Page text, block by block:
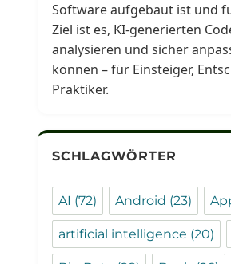
Software aufgebaut ist und
Ziel ist es, KI-generierten
analysieren und sicher
können – für Einsteiger,
Praktiker.
SCHLAGWÖRTER
AI (72) Android (23)
artificial intelligence (20)